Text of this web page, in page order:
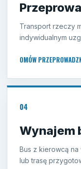
Transport rzeczy
indywidualnym
OMÓW
04
Wynajem
Bus z kierowcą
lub trasę